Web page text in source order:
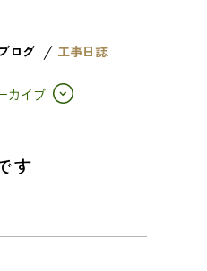
ログ 工事日誌
カイブ
す